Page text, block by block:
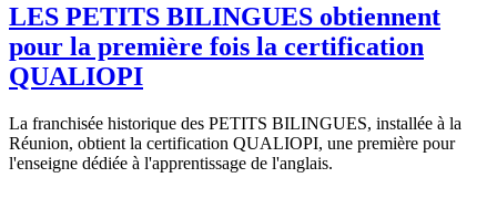
LES PETITS BILINGUES obtiennent
pour la première fois la certification
QUALIOPI
La franchisée historique des PETITS BILINGUES, installée à la
Réunion, obtient la certification QUALIOPI, une première pour
l'enseigne dédiée à l'apprentissage de l'anglais.